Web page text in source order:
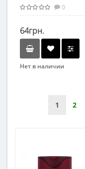
0
64грн.
Нет в наличии
От 7 лет
1 2